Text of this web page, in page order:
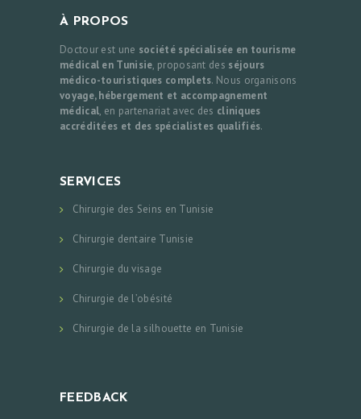
À PROPOS
Doctour est une société spécialisée en tourisme
médical en Tunisie, proposant des séjours
médico-touristiques complets. Nous organisons
voyage, hébergement et accompagnement
médical, en partenariat avec des cliniques
accréditées et des spécialistes qualifiés.
SERVICES
Chirurgie des Seins en Tunisie
Chirurgie dentaire Tunisie
Chirurgie du visage
Chirurgie de l’obésité
Chirurgie de la silhouette en Tunisie
FEEDBACK